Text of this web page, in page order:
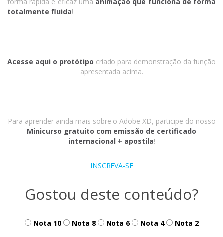
forma rápida e eficaz uma animação que funciona de forma
totalmente fluida!
Acesse aqui o protótipo criado para demonstração da função
apresentada acima.
Para aprender ainda mais sobre o Adobe XD, participe do nosso
Minicurso gratuito com emissão de certificado
internacional + apostila!
INSCREVA-SE
Gostou deste conteúdo?
Nota 10 Nota 8 Nota 6 Nota 4 Nota 2